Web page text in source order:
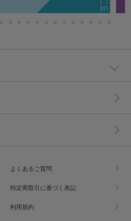
よくあるご質問
特定商取引に基づく表記
利用規約